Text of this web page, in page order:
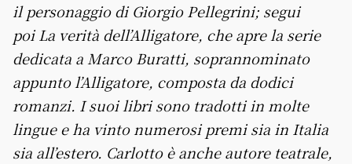
il personaggio di Giorgio Pellegrini; segui
poi La verità dell’Alligatore, che apre la serie
dedicata a Marco Buratti, soprannominato
appunto l’Alligatore, composta da dodici
romanzi. I suoi libri sono tradotti in molte
lingue e ha vinto numerosi premi sia in Italia
sia all’estero. Carlotto è anche autore teatrale,